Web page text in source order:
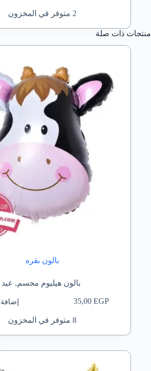
2 متوفر في المخزون
منتجات ذات صلة
بالون بقره
بالون هيليوم مجسم, عيد
35,00EGP
8 متوفر في المخزون